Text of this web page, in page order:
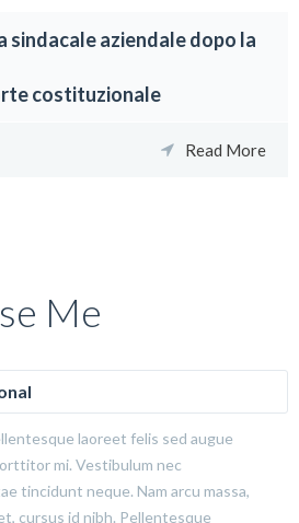
sindacale aziendale dopo la
costituzionale
Read More
Me
laoreet felis sed augue
mi. Vestibulum nec
tincidunt neque. Nam arcu massa,
cursus id nibh. Pellentesque